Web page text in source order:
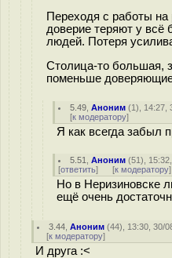
Переходя с работы на
доверие теряют у всё
людей. Потеря
Столица-то большая,
поменьше
5.49 ,Аноним (1), 14:27,
[к модератору]
Я как всегда забыл
5.51 ,Аноним (51),
[ответить] [к модератору]
Но в Неризиновске
ещё очень
3.44 ,Аноним (44), 13:30, 30/
[к модератору]
И друга :<